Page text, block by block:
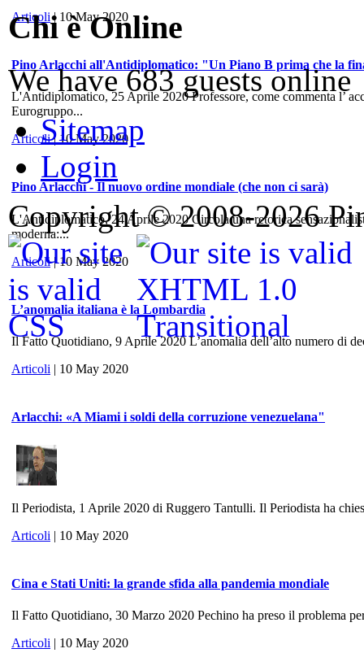
Articoli| 10 May 2020
Pino Arlacchi all'Antidiplomatico: "Un Piano B prima che la
L'Antidiplomatico, 25 Aprile 2020 Professore, come commenta l’
Eurogruppo...
Articoli| 10 May 2020
Pino Arlacchi - Il nuovo ordine mondiale (che non ci sarà)
L'Antidiplomatico, 24 Aprile 2020 Circola una retorica
moderna:...
Articoli| 10 May 2020
L’anomalia italiana è la Lombardia
Il Fatto Quotidiano, 9 Aprile 2020 L’anomalia dell’alto numero di
Articoli | 10 May 2020
Arlacchi: «A Miami i soldi della corruzione venezuelana"
Il Periodista, 1 Aprile 2020 di Ruggero Tantulli. Il Periodista ha
Articoli | 10 May 2020
Cina e Stati Uniti: la grande sfida alla pandemia mondiale
Il Fatto Quotidiano, 30 Marzo 2020 Pechino ha preso il problema
Articoli | 10 May 2020
Chi è Online
We have 683 guests online
Sitemap
Login
Copyright © 2008-2026